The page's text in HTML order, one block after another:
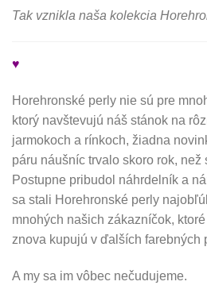
Tak vznikla naša kolekcia
♥
Horehronské perly nie sú pre
ktorý navštevujú náš stánok na
jarmokoch a rínkoch, žiadna
páru náušníc trvalo skoro rok, než
Postupne pribudol náhrdelník a
sa stali Horehronské perly
mnohých našich zákazníčok,
znova kupujú v ďalších farebných
A my sa im vôbec nečudujeme.